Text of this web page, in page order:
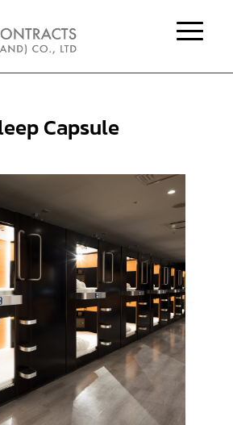
Capsule